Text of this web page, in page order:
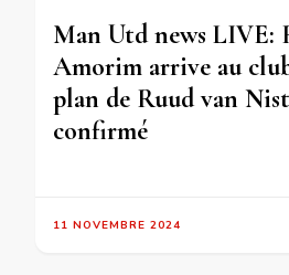
Man Utd news LIVE:
Amorim arrive au
plan de Ruud van
confirmé
11 NOVEMBRE 2024